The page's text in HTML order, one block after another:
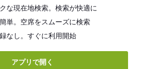
な現在地検索。検索が快適に
単。空席をスムーズに検索
なし。すぐに利用開始
アプリで開く